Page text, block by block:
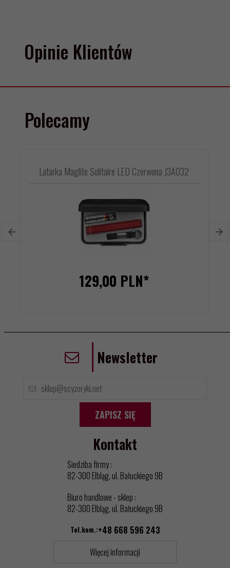
Opinie Klientów
Polecamy
Latarka Maglite Solitaire LED Czerwona J3A032
129,00 PLN*
Newsletter
ZAPISZ SIĘ
Kontakt
Siedziba firmy :
82-300 Elbląg, ul. Bałuckiego 9B
Biuro handlowe - sklep :
82-300 Elbląg, ul. Bałuckiego 9B
Tel.kom.:+48 668 596 243
Więcej informacji